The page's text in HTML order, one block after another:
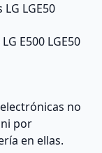
LGE50
E500 LGE50
no
por
en ellas.